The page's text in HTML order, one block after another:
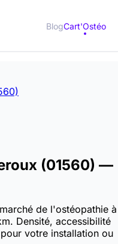
BlogCart'Ostéo
(01560) —
de l'ostéopathie à
Densité, accessibilité
votre installation ou